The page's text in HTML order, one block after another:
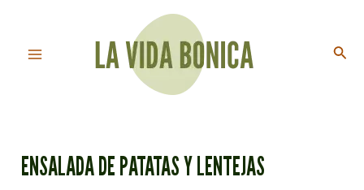
contenido
ENSALADA DE PATATAS Y LENTEJAS